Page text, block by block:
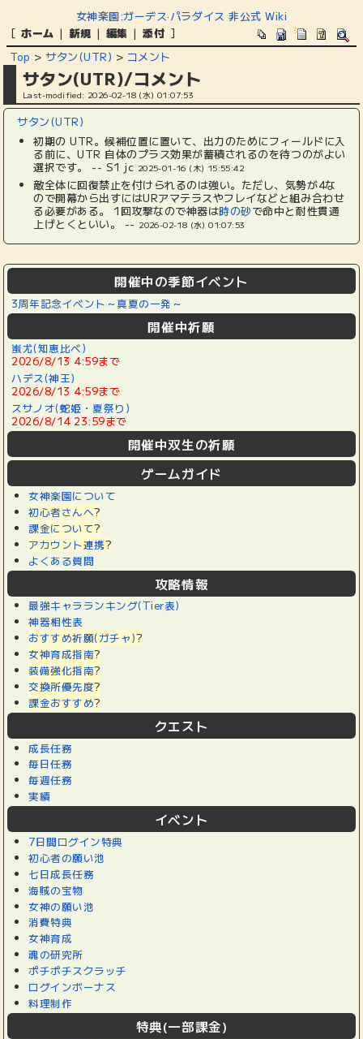
女神楽園:ガーデス·パラダイス 非公式 Wiki
[ ホーム | 新規 | 編集 | 添付 ]
Top >サタン(UTR) > コメント
サタン(UTR)/コメント
Last-modified: 2026-02-18 (水) 01:07:53
開催中の季節イベント
3周年記念イベント～真夏の一発～
開催中祈願
蚩尤(知恵比べ)
2026/8/13 4:59まで
ハデス(神王)
2026/8/13 4:59まで
スサノオ(蛇姫・夏祭り)
2026/8/14 23:59まで
開催中双生の祈願
ゲームガイド
女神楽園について
初心者さんへ?
課金について?
アカウント連携?
よくある質問
攻略情報
最強キャラランキング(Tier表)
神器相性表
おすすめ祈願(ガチャ)?
女神育成指南?
装備強化指南?
交換所優先度?
課金おすすめ?
クエスト
成長任務
毎日任務
毎週任務
実績
イベント
7日間ログイン特典
初心者の願い池
七日成長任務
海賊の宝物
女神の願い池
消費特典
女神育成
魂の研究所
ポチポチスクラッチ
ログインボーナス
料理制作
特典(一部課金)
サタン(UTR)
初期の UTR。候補位置に置いて、出力のためにフィールドに入
る前に、UTR 自体のプラス効果が蓄積されるのを待つのがよい
選択です。 -- S1 jc 2025-01-16 (木) 15:55:42
敵全体に回復禁止を付けられるのは強い。ただし、気勢が4な
ので開幕から出すにはURアマテラスやフレイなどと組み合わせ
る必要がある。 1回攻撃なので神器は時の砂で命中と耐性貫通
上げとくといい。 -- 2026-02-18 (水) 01:07:53